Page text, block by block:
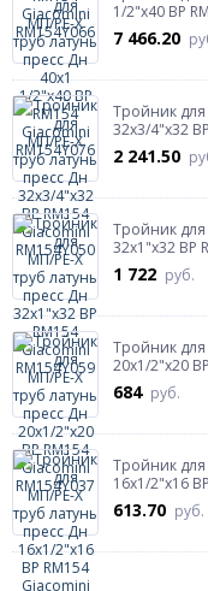
1/2"х40 ВР
7 466.20
Тройник для
32х3/4"х32
2 241.50
Тройник для
32х1"х32 ВР
1 722 руб.
Тройник для
20х1/2"х20
684 руб.
Тройник для
16х1/2"х16
613.70 руб.